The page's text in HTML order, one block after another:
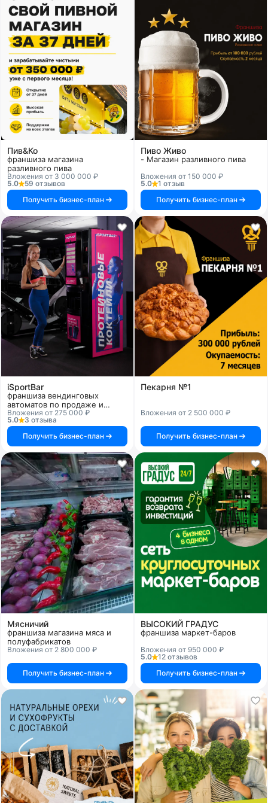
Пив&Ко
франшиза магазина
разливного пива
Вложения от 3 000 000 ₽
5.0
59 отзывов
Получить бизнес-план
Пиво Живо
- Магазин разливного пива
Вложения от 150 000 ₽
5.0
1 отзыв
Получить бизнес-план
iSportBar
франшиза вендинговых
автоматов по продаже и
приготовлению спортивных
коктейлей
Вложения от 275 000 ₽
5.0
3 отзыва
Получить бизнес-план
Пекарня №1
Вложения от 2 500 000 ₽
Получить бизнес-план
Мясничий
франшиза магазина мяса и
полуфабрикатов
Вложения от 2 800 000 ₽
Получить бизнес-план
ВЫСОКИЙ ГРАДУС
франшиза маркет-баров
Вложения от 950 000 ₽
5.0
12 отзывов
Получить бизнес-план